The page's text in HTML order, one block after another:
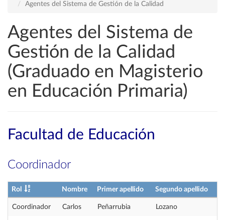
Agentes del Sistema de Gestión de la Calidad
Agentes del Sistema de
Gestión de la Calidad
(Graduado en Magisterio
en Educación Primaria)
Facultad de Educación
Coordinador
Rol Nombre Primer apellido Segundo apellido
Coordinador Carlos Peñarrubia Lozano